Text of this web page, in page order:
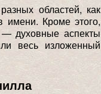
областей, как
имени. Кроме этого,
— духовные аспекты
весь изложенный